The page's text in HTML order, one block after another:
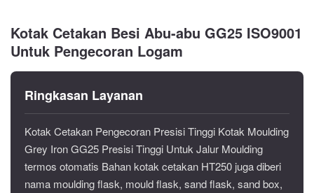
Kotak Cetakan Besi Abu-abu GG25 ISO9001
Untuk Pengecoran Logam
Ringkasan Layanan
Kotak Cetakan Pengecoran Presisi Tinggi Kotak Moulding
Grey Iron GG25 Presisi Tinggi Untuk Jalur Moulding
termos otomatis Bahan kotak cetakan HT250 juga diberi
nama moulding flask, mould flask, sand flask, sand box,